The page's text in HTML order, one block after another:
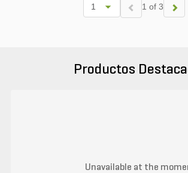
1 of 3
Productos
Unavailable at the